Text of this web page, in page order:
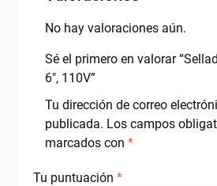
No hay valoraciones aún.
Sé el primero en valorar
6″, 110V”
Tu dirección de correo
publicada. Los campos
marcados con *
Tu puntuación *